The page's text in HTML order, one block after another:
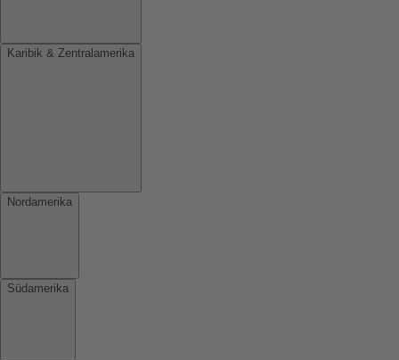
Karibik & Zentralamerika
Nordamerika
Südamerika